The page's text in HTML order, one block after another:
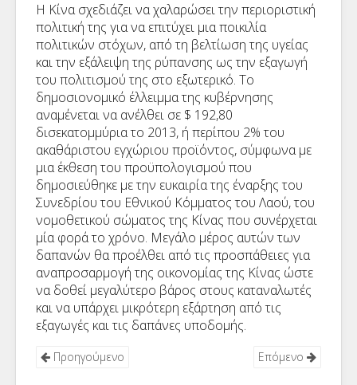
Η Κίνα σχεδιάζει να χαλαρώσει την περιοριστική
πολιτική της για να επιτύχει μια ποικιλία
πολιτικών στόχων, από τη βελτίωση της υγείας
και την εξάλειψη της ρύπανσης ως την εξαγωγή
του πολιτισμού της στο εξωτερικό. Το
δημοσιονομικό έλλειμμα της κυβέρνησης
αναμένεται να ανέλθει σε $ 192,80
δισεκατομμύρια το 2013, ή περίπου 2% του
ακαθάριστου εγχώριου προϊόντος, σύμφωνα με
μια έκθεση του προϋπολογισμού που
δημοσιεύθηκε με την ευκαιρία της έναρξης του
Συνεδρίου του Εθνικού Κόμματος του Λαού, του
νομοθετικού σώματος της Κίνας που συνέρχεται
μία φορά το χρόνο. Μεγάλο μέρος αυτών των
δαπανών θα προέλθει από τις προσπάθειες για
αναπροσαρμογή της οικονομίας της Κίνας ώστε
να δοθεί μεγαλύτερο βάρος στους καταναλωτές
και να υπάρχει μικρότερη εξάρτηση από τις
εξαγωγές και τις δαπάνες υποδομής.
Προηγούμενο Επόμενο